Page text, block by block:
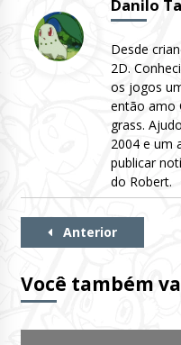
Danilo
Desde
2D.
os jogos
então amo
grass.
2004 e um
publicar
do Robert.
Continue
Anterior
Você também